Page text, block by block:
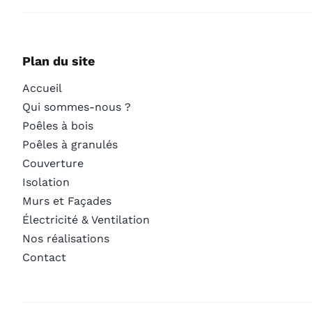
Plan du site
Accueil
Qui sommes-nous ?
Poêles à bois
Poêles à granulés
Couverture
Isolation
Murs et Façades
Électricité & Ventilation
Nos réalisations
Contact